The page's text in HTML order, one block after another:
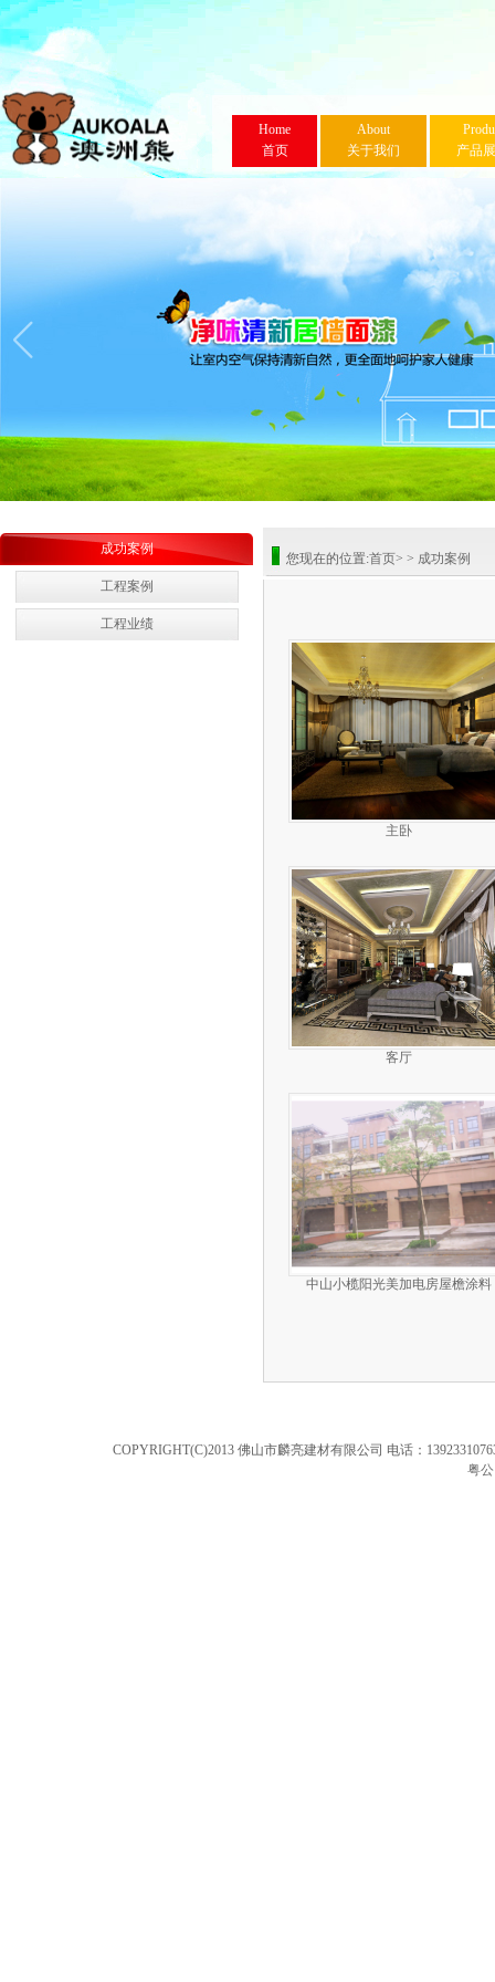
Home
首页
About
关于我们
产品
成功案例
工程案例
工程业绩
您现在的位置:首页> > 成功案例
主卧
客厅
中山小榄阳光美加电房屋檐涂料
COPYRIGHT(C)2013 佛山市麟亮建材有限公司 电话：
粤公